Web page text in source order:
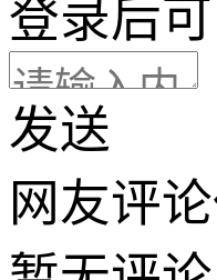
登录后
发送
网友评